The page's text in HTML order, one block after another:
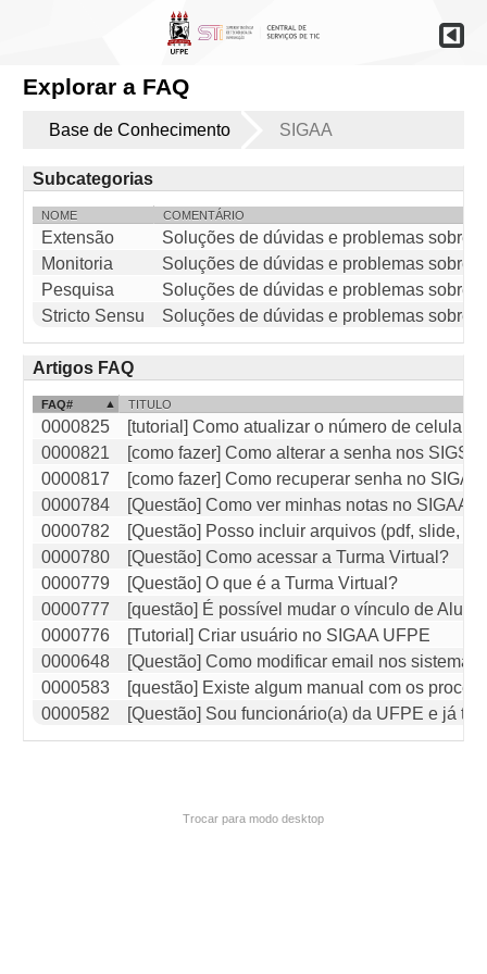
Explorar a FAQ
Base de Conhecimento SIGAA
Subcategorias
NOME COMENTÁRIO
Extensão
Soluções de dúvidas e problemas sobre
Monitoria
Soluções de dúvidas e problemas sobre
Pesquisa
Soluções de dúvidas e problemas sobre
Stricto Sensu
Soluções de dúvidas e problemas sobre
Artigos FAQ
FAQ# TITULO
0000825
[tutorial] Como atualizar o número de celular
0000821
[como fazer] Como alterar a senha nos SIGS
0000817
[como fazer] Como recuperar senha no
0000784
[Questão] Como ver minhas notas no SIGAA
0000782
[Questão] Posso incluir arquivos (pdf, slide,
0000780
[Questão] Como acessar a Turma Virtual?
0000779
[Questão] O que é a Turma Virtual?
0000777
[questão] É possível mudar o vínculo de
0000776
[Tutorial] Criar usuário no SIGAA UFPE
0000648
[Questão] Como modificar email nos
0000583
[questão] Existe algum manual com os
0000582
[Questão] Sou funcionário(a) da UFPE e já
Trocar para modo desktop